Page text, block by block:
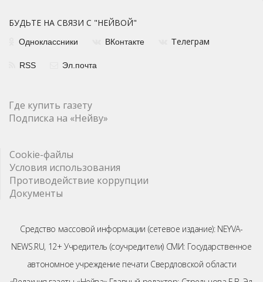
БУДЬТЕ НА СВЯЗИ С "НЕЙВОЙ"
Одноклассники ВКонтакте Телеграм
RSS Эл.почта
Где купить газету
Подписка на «Нейву»
Cookie-файлы
Условия использования
Противодействие коррупции
Документы
Средство массовой информации (сетевое издание): NEYVA-
NEWS.RU, 12+ Учредитель (соучредители) СМИ: Государственное
автономное учреждение печати Свердловской области